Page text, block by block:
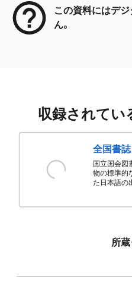
この資料にはデ
ん。
収録されてい
全国書誌
国立国会図
物の標準的
た日本語の
所蔵